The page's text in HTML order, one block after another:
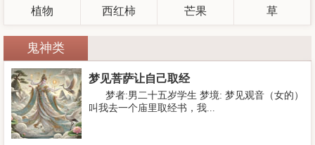
植物 西红柿 芒果 草
鬼神类
梦见菩萨让自己取经
梦者:男二十五岁学生 梦境: 梦见观音（女的）
叫我去一个庙里取经书，我...